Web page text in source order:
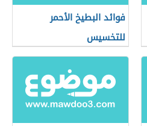
فوائد البطيخ الأحمر
للتخسيس